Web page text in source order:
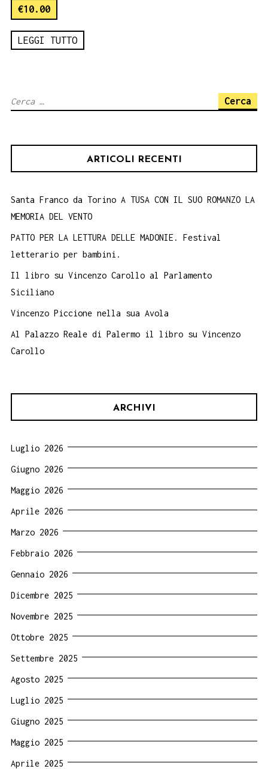
€10.00
LEGGI TUTTO
Ricerca
ARTICOLI RECENTI
Santa Franco da Torino A TUSA CON IL SUO ROMANZO LA
MEMORIA DEL VENTO
PATTO PER LA LETTURA DELLE MADONIE. Festival
letterario per bambini.
Il libro su Vincenzo Carollo al Parlamento
Siciliano
Vincenzo Piccione nella sua Avola
Al Palazzo Reale di Palermo il libro su Vincenzo
Carollo
ARCHIVI
Luglio 2026
Giugno 2026
Maggio 2026
Aprile 2026
Marzo 2026
Febbraio 2026
Gennaio 2026
Dicembre 2025
Novembre 2025
Ottobre 2025
Settembre 2025
Agosto 2025
Luglio 2025
Giugno 2025
Maggio 2025
Aprile 2025